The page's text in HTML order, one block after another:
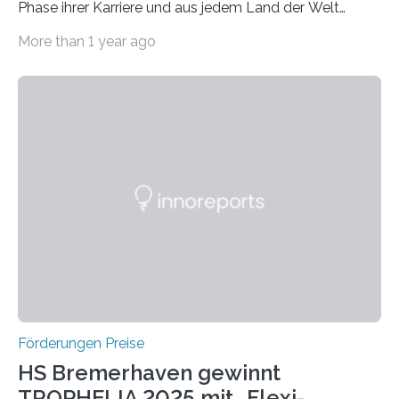
Phase ihrer Karriere und aus jedem Land der Welt
Leben gerufen, um die bemerkenswertesten
Foundation, des BIAL Award in Biomedicine ist in
More than 1 year ago
Förderungen Preise
HS Bremerhaven gewinnt